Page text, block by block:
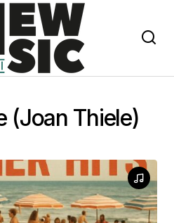
(Joan Thiele)